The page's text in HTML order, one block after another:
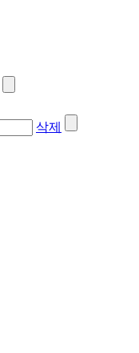
삭제